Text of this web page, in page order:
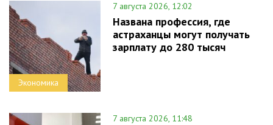
Экономика
7 августа 2026, 12:02
Названа профессия, где
астраханцы могут получать
зарплату до 280 тысяч
7 августа 2026, 11:48